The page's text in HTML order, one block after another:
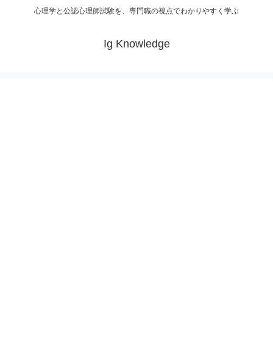
心理学と公認心理師試験を、専門職の視点でわかりやすく学ぶ
Ig Knowledge